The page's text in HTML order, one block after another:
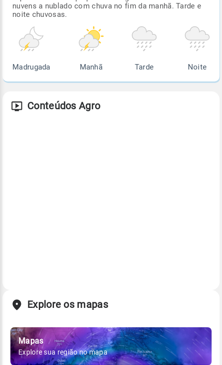
nuvens a nublado com chuva no fim da manhã. Tarde e
noite chuvosas.
Madrugada Manhã Tarde Noite
Conteúdos Agro
Explore os mapas
Mapas
Explore sua região no mapa